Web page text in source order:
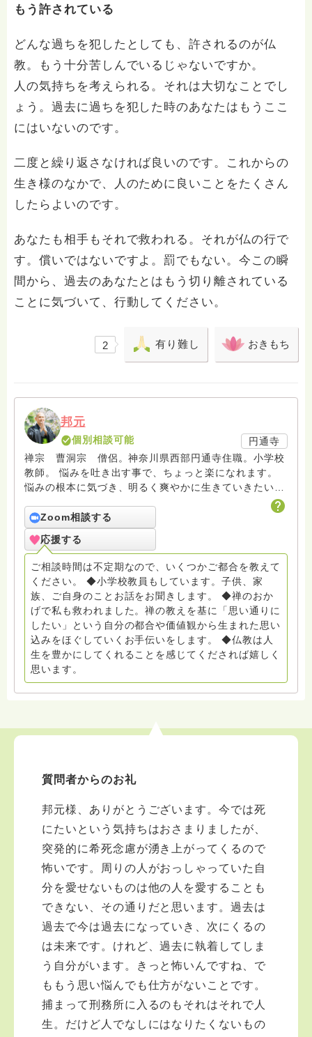
もう許されている
どんな過ちを犯したとしても、許されるのが仏
教。もう十分苦しんでいるじゃないですか。
人の気持ちを考えられる。それは大切なことでし
ょう。過去に過ちを犯した時のあなたはもうここ
にはいないのです。
二度と繰り返さなければ良いのです。これからの
生き様のなかで、人のために良いことをたくさん
したらよいのです。
あなたも相手もそれで救われる。それが仏の行で
す。償いではないですよ。罰でもない。今この瞬
間から、過去のあなたとはもう切り離されている
ことに気づいて、行動してください。
2 有り難し おきもち
邦元
個別相談可能
円通寺
禅宗 曹洞宗 僧侶。神奈川県西部円通寺住職。小学校
教師。 悩みを吐き出す事で、ちょっと楽になれます。
悩みの根本に気づき、明るく爽やかに生きていきたいで
す。皆様に少しでもお伝え出来たらと思います。 人は
自分の都合を立てて物事に向き合うところがあります。
私の回答も期待していたものと違うことがあるかもしれ
ません。その時に素直に聞けるか、回答の内容を否定的
に聞くかで救われるかどうかが変わります。疑問は出て
くると思います。その時はご相談ください。
Zoom相談する
応援する
ご相談時間は不定期なので、いくつかご都合を教えて
ください。 ◆小学校教員もしています。子供、家
族、ご自身のことお話をお聞きします。 ◆禅のおか
げで私も救われました。禅の教えを基に「思い通りに
したい」という自分の都合や価値観から生まれた思い
込みをほぐしていくお手伝いをします。 ◆仏教は人
生を豊かにしてくれることを感じてくだされば嬉しく
思います。
質問者からのお礼
邦元様、ありがとうございます。今では死
にたいという気持ちはおさまりましたが、
突発的に希死念慮が湧き上がってくるので
怖いです。周りの人がおっしゃっていた自
分を愛せないものは他の人を愛することも
できない、その通りだと思います。過去は
過去で今は過去になっていき、次にくるの
は未来です。けれど、過去に執着してしま
う自分がいます。きっと怖いんですね、で
ももう思い悩んでも仕方がないことです。
捕まって刑務所に入るのもそれはそれで人
生。だけど人でなしにはなりたくないもの